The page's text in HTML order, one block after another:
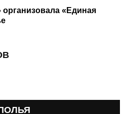
«Единая